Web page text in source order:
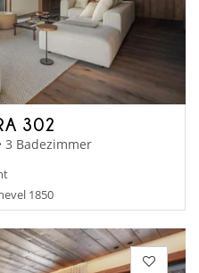
302
3 Badezimmer
1850